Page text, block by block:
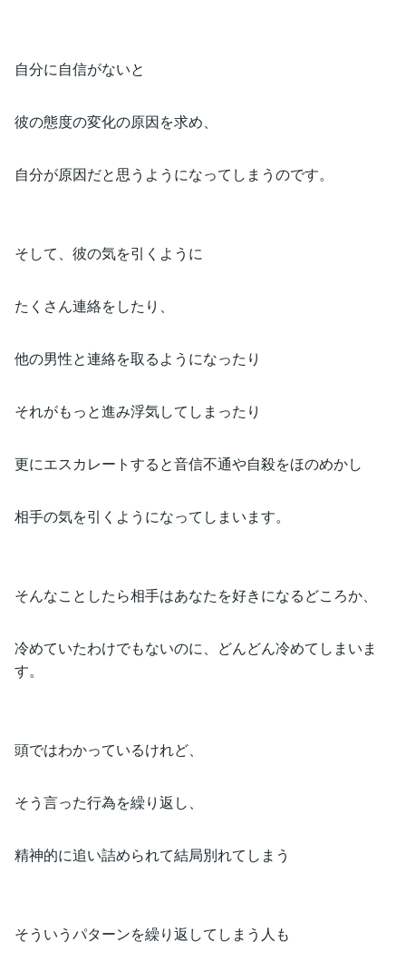
自分に自信がないと
彼の態度の変化の原因を求め、
自分が原因だと思うようになってしまうのです。
そして、彼の気を引くように
たくさん連絡をしたり、
他の男性と連絡を取るようになったり
それがもっと進み浮気してしまったり
更にエスカレートすると音信不通や自殺をほのめかし
相手の気を引くようになってしまいます。
そんなことしたら相手はあなたを好きになるどころか、
冷めていたわけでもないのに、どんどん冷めてしまいま
す。
頭ではわかっているけれど、
そう言った行為を繰り返し、
精神的に追い詰められて結局別れてしまう
そういうパターンを繰り返してしまう人も